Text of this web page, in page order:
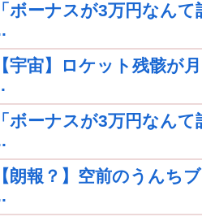
「ボーナスが3万円なん
【宇宙】ロケット残骸が
「ボーナスが3万円なん
【朗報？】空前のうん